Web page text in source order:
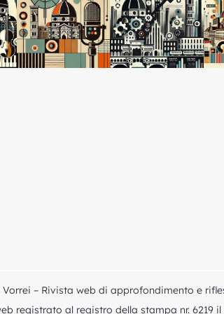
– Rivista web di approfondimento e
registrato al registro della stampa nr. 6219